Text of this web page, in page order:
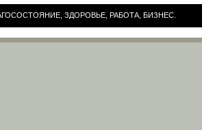
ЗДОРОВЬЕ, РАБОТА, БИЗНЕС.